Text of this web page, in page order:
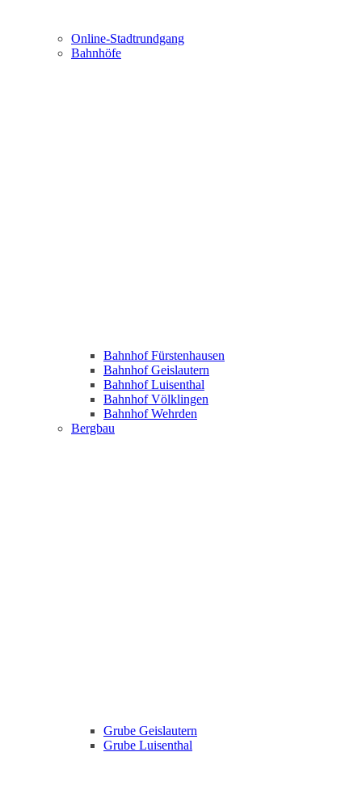
Online-Stadtrundgang
Bahnhöfe
Bahnhof Fürstenhausen
Bahnhof Geislautern
Bahnhof Luisenthal
Bahnhof Völklingen
Bahnhof Wehrden
Bergbau
Grube Geislautern
Grube Luisenthal